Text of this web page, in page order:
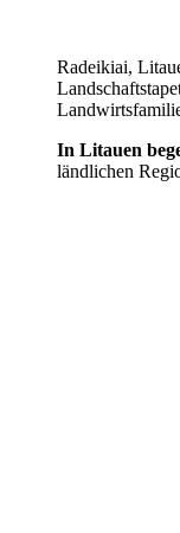
Radeikiai,
In Litauen
ländlichen